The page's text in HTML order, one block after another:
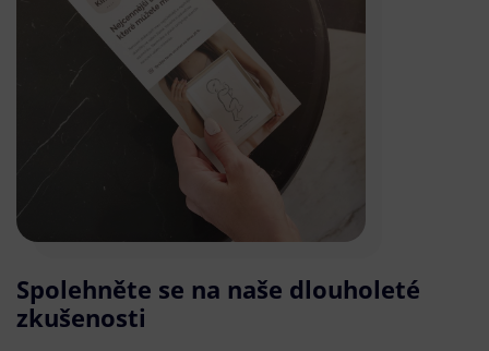
Spolehněte se na naše dlouholeté
zkušenosti